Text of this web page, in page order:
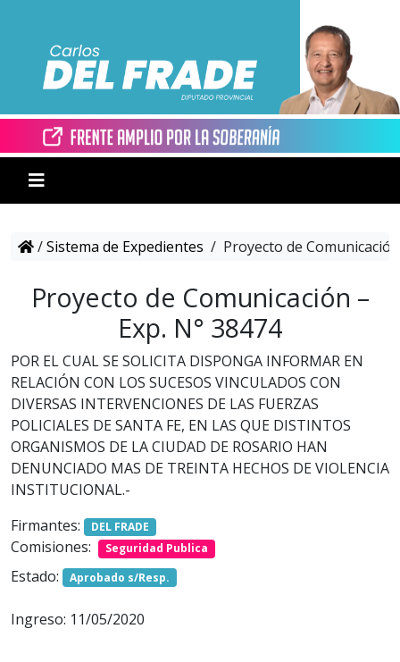
/Sistema de Expedientes / Proyecto de
Proyecto de Comunicación –
Exp. N° 38474
POR EL CUAL SE SOLICITA DISPONGA INFORMAR EN
RELACIÓN CON LOS SUCESOS VINCULADOS CON
DIVERSAS INTERVENCIONES DE LAS FUERZAS
POLICIALES DE SANTA FE, EN LAS QUE DISTINTOS
ORGANISMOS DE LA CIUDAD DE ROSARIO HAN
DENUNCIADO MAS DE TREINTA HECHOS DE VIOLENCIA
INSTITUCIONAL.-
Firmantes:
DEL FRADE
Comisiones: Seguridad Publica
Estado: Aprobado s/Resp.
Ingreso: 11/05/2020